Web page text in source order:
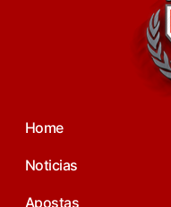
Home
Noticias
Apostas